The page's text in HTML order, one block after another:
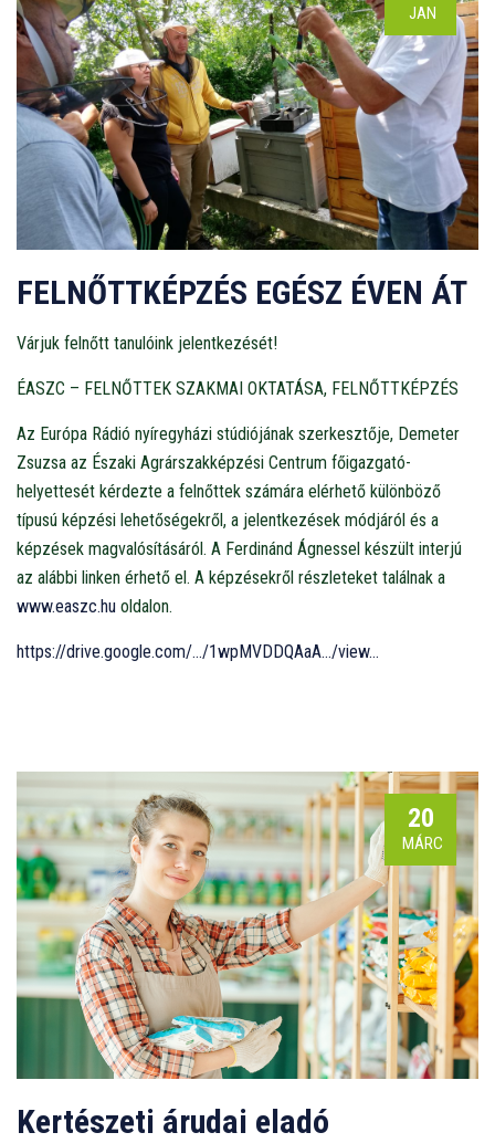
JAN
FELNŐTTKÉPZÉS EGÉSZ ÉVEN ÁT
Várjuk felnőtt tanulóink jelentkezését!
ÉASZC – FELNŐTTEK SZAKMAI OKTATÁSA, FELNŐTTKÉPZÉS
Az Európa Rádió nyíregyházi stúdiójának szerkesztője, Demeter
Zsuzsa az Északi Agrárszakképzési Centrum főigazgató-
helyettesét kérdezte a felnőttek számára elérhető különböző
típusú képzési lehetőségekről, a jelentkezések módjáról és a
képzések magvalósításáról. A Ferdinánd Ágnessel készült interjú
az alábbi linken érhető el. A képzésekről részleteket találnak a
www.easzc.hu oldalon.
https://drive.google.com/…/1wpMVDDQAaA…/view…
20
MÁRC
Kertészeti árudai eladó